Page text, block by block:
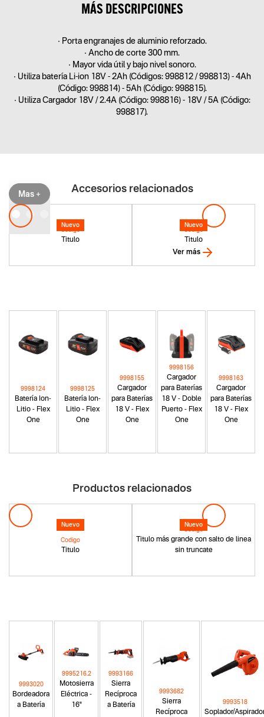
MÁS DESCRIPCIONES
• Porta engranajes de aluminio reforzado.
• Ancho de corte 300 mm.
• Mayor vida útil y bajo nivel sonoro.
• Utiliza batería Li-ion 18V - 2Ah (Códigos: 998812 / 998813) - 4Ah
(Código: 998814) - 5Ah (Código: 998815).
• Utiliza Cargador 18V / 2.4A (Código: 998816) - 18V / 5A (Código:
998817).
Mas + Accesorios relacionados
Nuevo
Titulo
Nuevo
Titulo
Ver más
Batería Ion-
Litio - Flex
One
9998124
Batería Ion-
Litio - Flex
One
9998125
Cargador
para Baterías
18 V - Flex
One
9998155
Cargador
para Baterías
18 V - Doble
Puerto - Flex
One
9998156
Cargador
para Baterías
18 V - Flex
One
9998163
Productos relacionados
Nuevo
Titulo
Codigo
Nuevo
Titulo más grande con salto de linea
sin truncate
Bordeadora
a Batería
9993020
Motosierra
Eléctrica -
16"
9995216.2
Sierra
Recíproca
a Batería
9993166
Sierra
Recíproca
9993682
Soplador/
9993518